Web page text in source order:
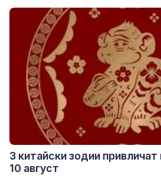
3 китайски зодии
10 август